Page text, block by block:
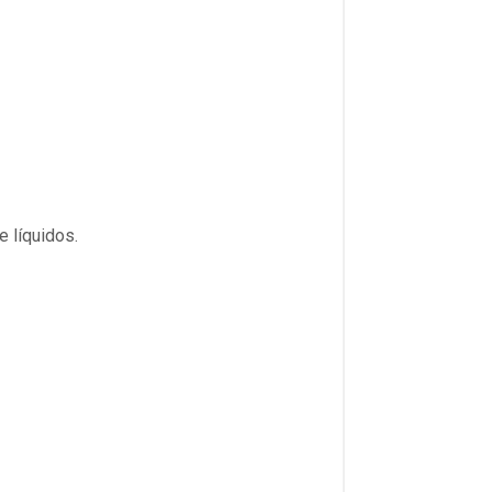
líquidos.